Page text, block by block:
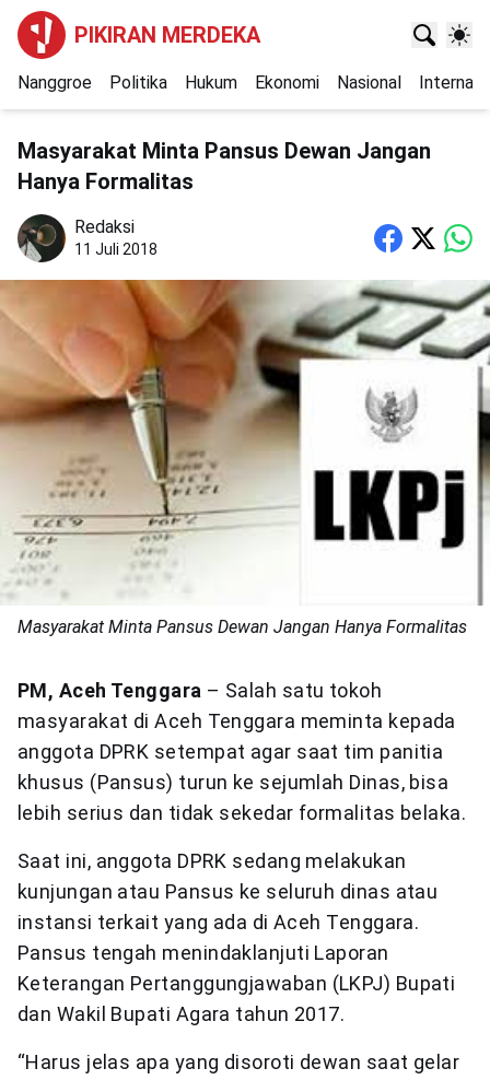
PIKIRAN MERDEKA
Nanggroe Politika Hukum Ekonomi Nasional
Masyarakat Minta Pansus Dewan Jangan
Hanya Formalitas
Redaksi
11 Juli 2018
Masyarakat Minta Pansus Dewan Jangan Hanya Formalitas
PM, Aceh Tenggara – Salah satu tokoh
masyarakat di Aceh Tenggara meminta kepada
anggota DPRK setempat agar saat tim panitia
khusus (Pansus) turun ke sejumlah Dinas, bisa
lebih serius dan tidak sekedar formalitas belaka.
Saat ini, anggota DPRK sedang melakukan
kunjungan atau Pansus ke seluruh dinas atau
instansi terkait yang ada di Aceh Tenggara.
Pansus tengah menindaklanjuti Laporan
Keterangan Pertanggungjawaban (LKPJ) Bupati
dan Wakil Bupati Agara tahun 2017.
“Harus jelas apa yang disoroti dewan saat gelar